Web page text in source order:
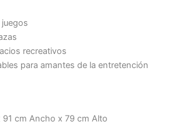
recreativos
para amantes de la entretención
91 cm Ancho x 79 cm Alto